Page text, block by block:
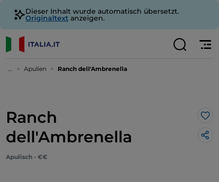
Dieser Inhalt wurde automatisch übersetzt.
Originaltext anzeigen.
... Apulien Ranch dell'Ambrenella
Ranch
dell'Ambrenella
Apulisch - €€